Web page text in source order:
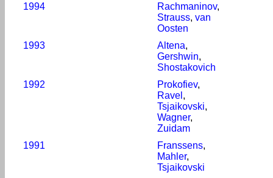
1994
Rachmaninov,
Strauss, van
Oosten
1993
Altena,
Gershwin,
Shostakovich
1992
Prokofiev,
Ravel ,
Tsjaikovski,
Wagner,
Zuidam
1991
Franssens,
Mahler,
Tsjaikovski